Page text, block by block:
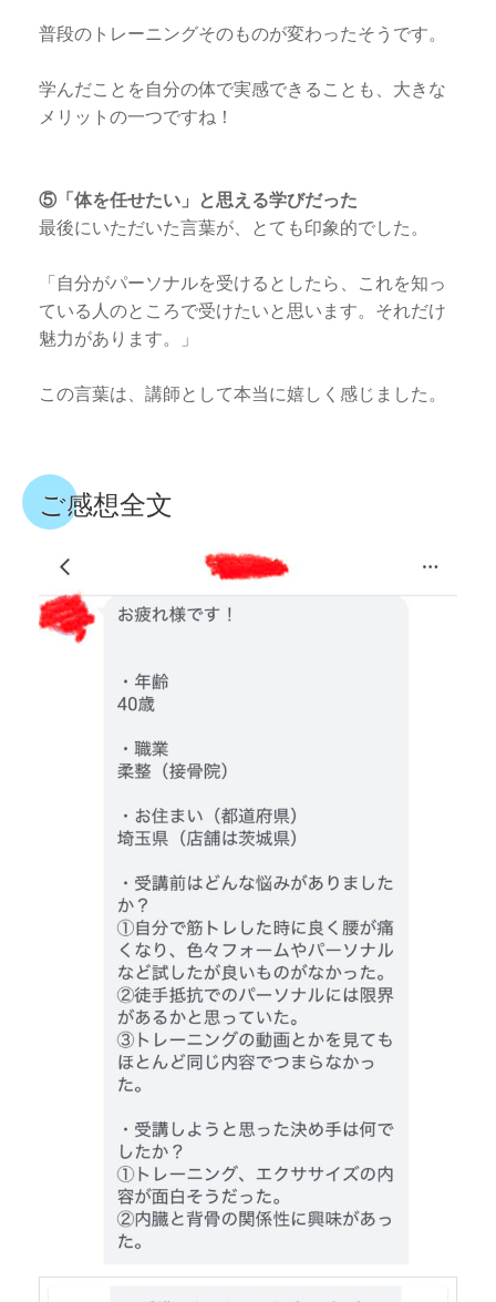
普段のトレーニングそのものが変わったそうです。
学んだことを自分の体で実感できることも、大きな
メリットの一つですね！
⑤「体を任せたい」と思える学びだった
最後にいただいた言葉が、とても印象的でした。
「自分がパーソナルを受けるとしたら、これを知っ
ている人のところで受けたいと思います。それだけ
魅力があります。」
この言葉は、講師として本当に嬉しく感じました。
ご感想全文